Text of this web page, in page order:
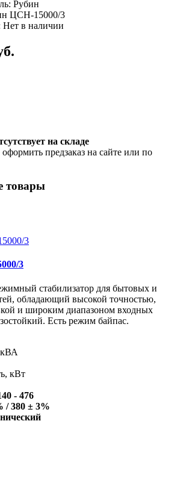
Рубин
ЦСН-15000/3
Нет в наличии
на складе
предзаказ на сайте или по
товары
3
стабилизатор для бытовых и
обладающий высокой точностью,
и широким диапазоном входных
Есть режим байпас.
кВт
- 476
/ 380 ± 3%